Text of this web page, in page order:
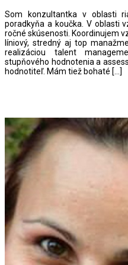
Som konzultantka v oblasti
poradkyňa a koučka. V oblasti
ročné skúsenosti. Koordinujem
líniový, stredný aj top
realizáciou talent
stupňového hodnotenia a
hodnotiteľ. Mám tiež bohaté […]